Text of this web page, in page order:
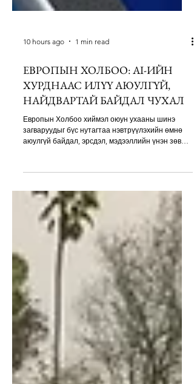
ЕВРОПЫН ХОЛБОО: AI-ИЙН
ХУРДНААС ИЛҮҮ АЮУЛГҮЙ,
НАЙДВАРТАЙ БАЙДАЛ ЧУХАЛ
Европын Холбоо хиймэл оюун ухааны шинэ
загваруудыг бүс нутагтаа нэвтрүүлэхийн өмнө
хоногоос эхлэн хэрэгжүүлж эхэллээ. Шинэ журам
нь OpenAI, Google, Anthropic зэрэг компаниудын
AI загваруудыг зах зээлд гаргахаас өмнө нэмэлт
шаардлага хангах, эрсдэлийн үнэлгээ хийх,
шаардлагатай тохиолдолд хамгаалалтын арга
хэмжээг баталгаажуулах боломжийг Европы